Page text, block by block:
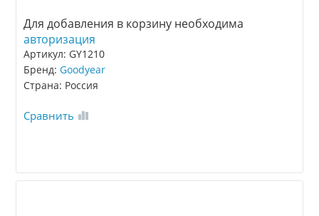
Для добавления в корзину необходима
авторизация
Артикул: GY1210
Бренд:Goodyear
Страна: Россия
Сравнить